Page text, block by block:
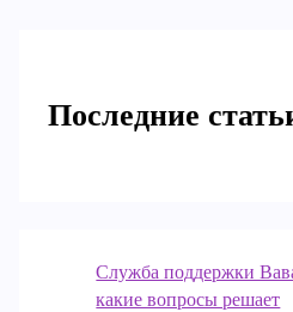
Последние
Служба поддержки
какие вопросы решает